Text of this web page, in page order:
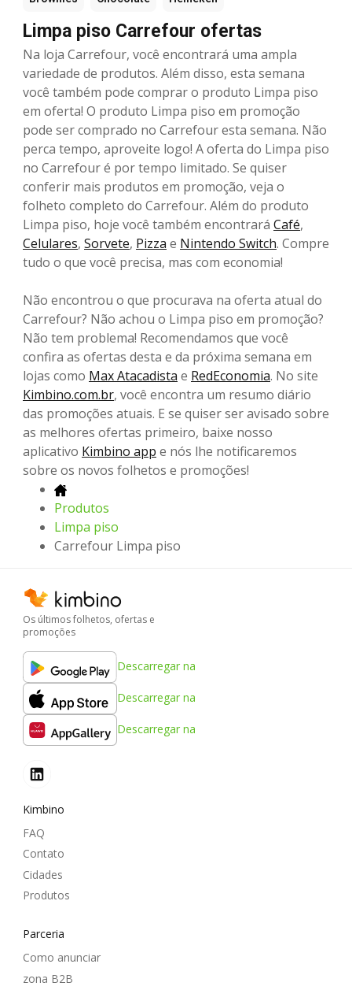
Limpa piso Carrefour ofertas
Na loja Carrefour, você encontrará uma ampla
variedade de produtos. Além disso, esta semana
você também pode comprar o produto Limpa piso
em oferta! O produto Limpa piso em promoção
pode ser comprado no Carrefour esta semana. Não
perca tempo, aproveite logo! A oferta do Limpa piso
no Carrefour é por tempo limitado. Se quiser
conferir mais produtos em promoção, veja o
folheto completo do Carrefour. Além do produto
Limpa piso, hoje você também encontrará Café,
Celulares, Sorvete, Pizza e Nintendo Switch. Compre
tudo o que você precisa, mas com economia!
Não encontrou o que procurava na oferta atual do
Carrefour? Não achou o Limpa piso em promoção?
Não tem problema! Recomendamos que você
confira as ofertas desta e da próxima semana em
lojas como Max Atacadista e RedEconomia. No site
Kimbino.com.br, você encontra um resumo diário
das promoções atuais. E se quiser ser avisado sobre
as melhores ofertas primeiro, baixe nosso
aplicativo Kimbino app e nós lhe notificaremos
sobre os novos folhetos e promoções!
Produtos
Limpa piso
Carrefour Limpa piso
Os últimos folhetos, ofertas e
promoções
Descarregar na
Descarregar na
Descarregar na
Kimbino
FAQ
Contato
Cidades
Produtos
Parceria
Como anunciar
zona B2B